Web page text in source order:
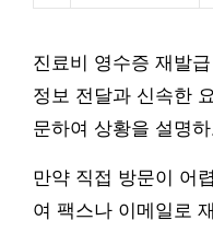
진료비 영수증 재발
정보 전달과 신속한
문하여 상황을 설명
만약 직접 방문이 어
여 팩스나 이메일로